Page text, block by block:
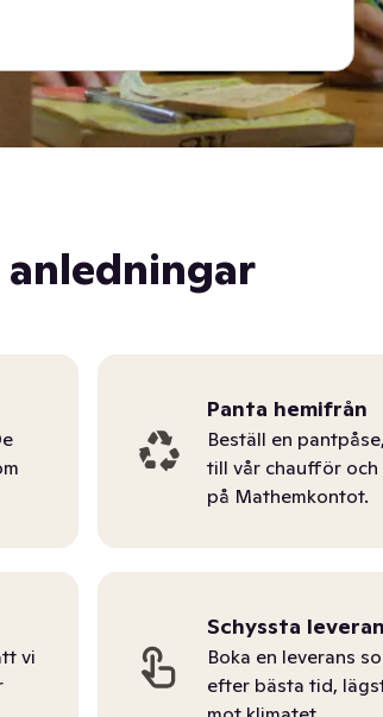
anledningar
Panta hemifrån
Beställ en
till vår chaufför
på Mathemkontot.
vi
Schyssta
Boka en leverans
efter bästa tid,